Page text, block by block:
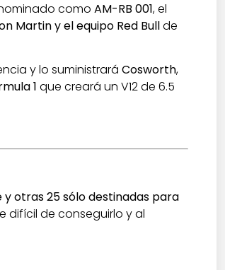
como AM-RB 001, el
Martin y el equipo Red Bullde
y lo suministrará Cosworth,
1 que creará un V12 de 6.5
otras 25 sólo destinadas para
difícil de conseguirlo y al